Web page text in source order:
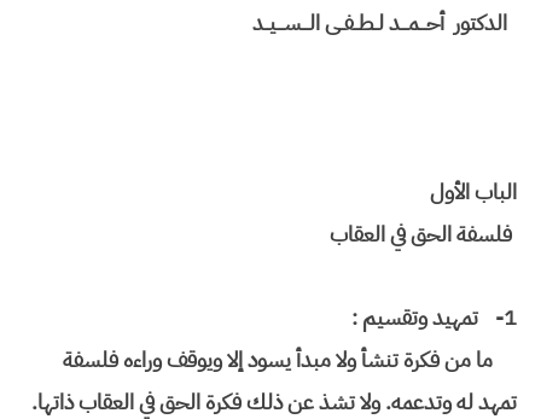
الدكتور أحـــمـــد لــطــفــى الـــســـيــد
الباب الأول
فلسفة الحق في العقاب
1-
تمهيد وتقسيم :
ما من فكرة تنشأ ولا مبدأ يسود إلا ويوقف وراءه فلسفة
تمهد له وتدعمه. ولا تشذ عن ذلك فكرة الحق في العقاب ذاتها.